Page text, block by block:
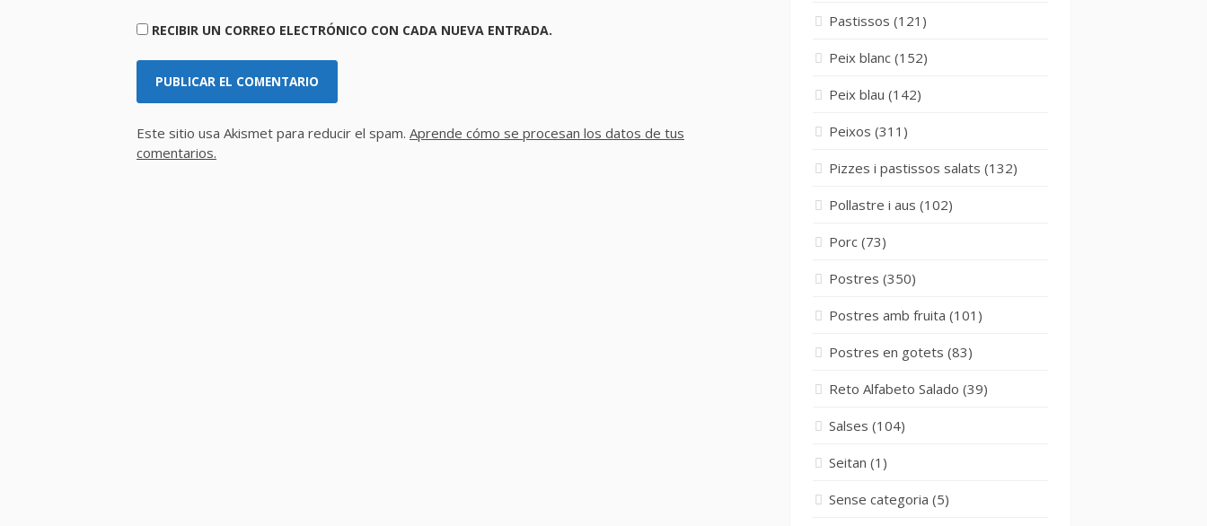
RECIBIR UN CORREO ELECTRÓNICO CON CADA NUEVA ENTRADA.
Este sitio usa Akismet para reducir el spam. Aprende cómo se procesan los datos de tus
comentarios.
Pastissos (121)
Peix blanc (152)
Peix blau (142)
Peixos (311)
Pizzes i pastissos salats (132)
Pollastre i aus (102)
Porc (73)
Postres (350)
Postres amb fruita (101)
Postres en gotets (83)
Reto Alfabeto Salado (39)
Salses (104)
Seitan (1)
Sense categoria (5)